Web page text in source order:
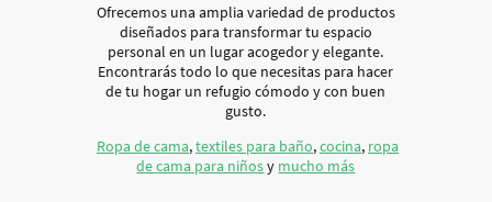
Ofrecemos una amplia variedad de productos
diseñados para transformar tu espacio
personal en un lugar acogedor y elegante.
Encontrarás todo lo que necesitas para hacer
de tu hogar un refugio cómodo y con buen
gusto.
Ropa de cama,textiles para baño,cocina, ropa
de cama para niñosy mucho más